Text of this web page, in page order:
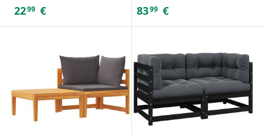
2299 € 8399 €